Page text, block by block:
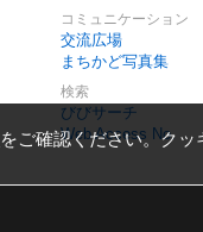
コミュニケーション
交流広場
まちかど写真集
検索
びびサーチ
Web Access No.
をご確認ください。ク